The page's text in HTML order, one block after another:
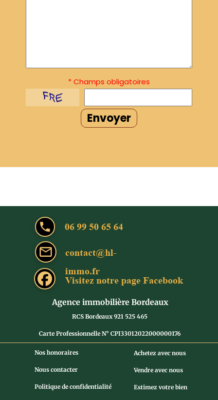
mail_outline
local_phone
contact@hl-
immo.fr
06 99 50 65 64
Visitez notre page Facebook
Achetez avec nous
Vendre avec nous
Estimez votre bien
Nos honoraires
Nous contacter
Politique de confidentialité
RCS Bordeaux 921 525 465
Carte Professionnelle N° CPI33012022000000176
Agence immobilière Bordeaux
* Champs obligatoires
Envoyer